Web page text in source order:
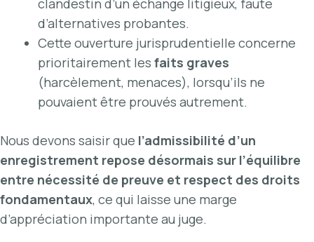
d’alternatives probantes.
Cette ouverture jurisprudentielle concerne
prioritairement les faits graves
(harcèlement, menaces), lorsqu’ils ne
pouvaient être prouvés autrement.
Nous devons saisir que l’admissibilité d’un
enregistrement repose désormais sur l’équilibre
entre nécessité de preuve et respect des droits
fondamentaux, ce qui laisse une marge
d’appréciation importante au juge.